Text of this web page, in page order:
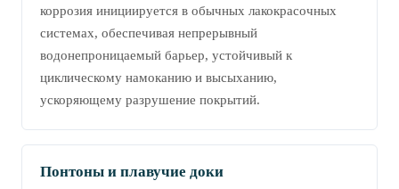
коррозия инициируется в обычных лакокрасочных
системах, обеспечивая непрерывный
водонепроницаемый барьер, устойчивый к
циклическому намоканию и высыханию,
ускоряющему разрушение покрытий.
Понтоны и плавучие доки